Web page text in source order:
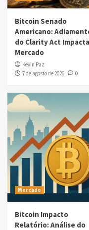
Bitcoin Senado
Americano:
do Clarity Act Impacta
Mercado
Kevin Paz
7 de agosto de 2026
0
Mercado
Bitcoin Impacto
Relatório: Análise do